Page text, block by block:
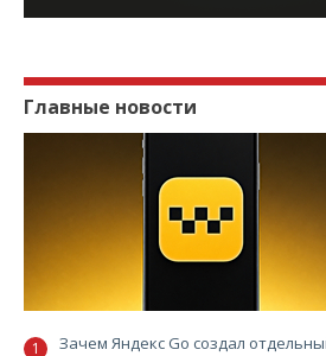
Главные новости
Зачем Яндекс Go создал